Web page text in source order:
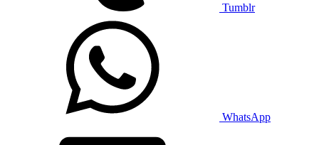
Tumblr
WhatsApp